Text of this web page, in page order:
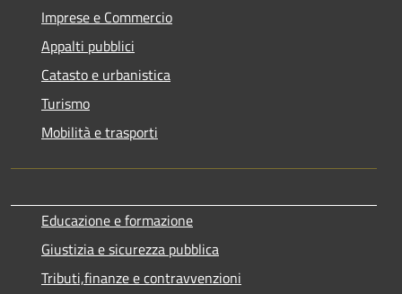
Imprese e Commercio
Appalti pubblici
Catasto e urbanistica
Turismo
Mobilità e trasporti
Educazione e formazione
Giustizia e sicurezza pubblica
Tributi,finanze e contravvenzioni